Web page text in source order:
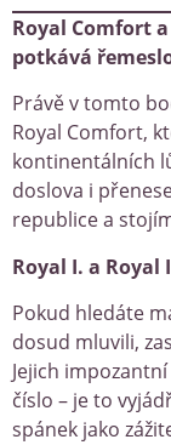
Royal Comfort
potkává
Právě v tomto
Royal Comfort,
kontinentálních
doslova i
republice a
Royal I. a
Pokud hledáte
dosud mluvili,
Jejich
číslo – je to
spánek jako